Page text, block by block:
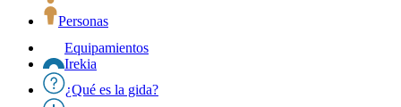
Personas
Equipamientos
Irekia
¿Qué es la gida?